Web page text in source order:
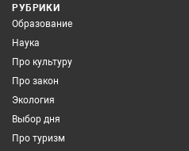
РУБРИКИ
Образование
Наука
Про культуру
Про закон
Экология
Выбор дня
Про туризм